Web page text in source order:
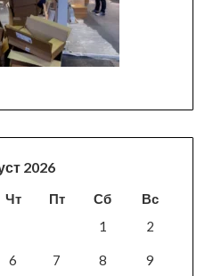
2026
Чт Пт Сб
Вс
1
2
6 7 8 9